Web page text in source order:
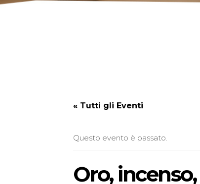
« Tutti gli Eventi
Questo evento è passato.
Oro,